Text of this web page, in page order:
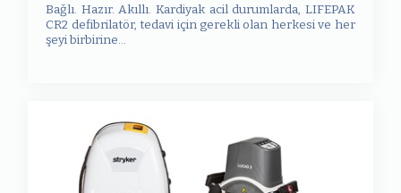
Bağlı. Hazır. Akıllı. Kardiyak acil durumlarda, LIFEPAK
CR2 defibrilatör, tedavi için gerekli olan herkesi ve her
şeyi birbirine...